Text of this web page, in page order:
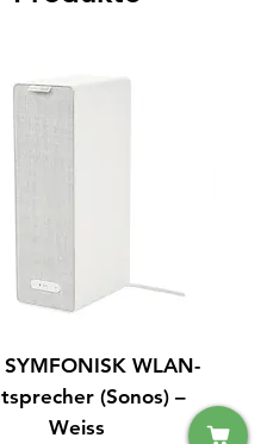
SYMFONISK WLAN-
(Sonos) –
Weiss